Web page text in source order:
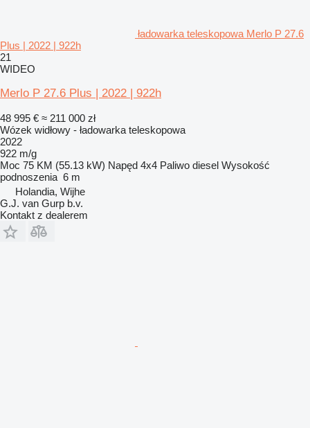
ładowarka teleskopowa Merlo P 27.6
Plus | 2022 | 922h
21
WIDEO
Merlo P 27.6 Plus | 2022 | 922h
48 995 € ≈ 211 000 zł
Wózek widłowy - ładowarka teleskopowa
2022
922 m/g
Moc 75 KM (55.13 kW) Napęd 4x4 Paliwo diesel Wysokość
podnoszenia 6 m
Holandia, Wijhe
G.J. van Gurp b.v.
Kontakt z dealerem